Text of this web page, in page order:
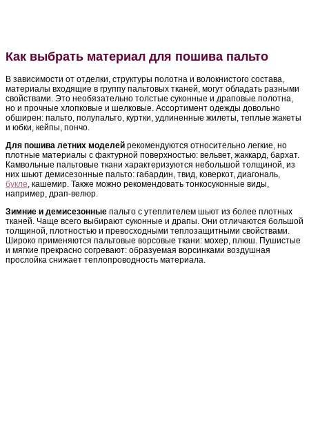
Как выбрать материал для пошива пальто
В зависимости от отделки, структуры полотна и волокнистого состава,
материалы входящие в группу пальтовых тканей, могут обладать разными
свойствами. Это необязательно толстые суконные и драповые полотна,
но и прочные хлопковые и шелковые. Ассортимент одежды довольно
обширен: пальто, полупальто, куртки, удлиненные жилеты, теплые жакеты
и юбки, кейпы, пончо.
Для пошива летних моделей рекомендуются относительно легкие, но
плотные материалы с фактурной поверхностью: вельвет, жаккард, бархат.
Камвольные пальтовые ткани характеризуются небольшой толщиной, из
них шьют демисезонные пальто: габардин, твид, коверкот, диагональ,
букле , кашемир. Также можно рекомендовать тонкосуконные виды,
например, драп-велюр.
Зимние и демисезонные пальто с утеплителем шьют из более плотных
тканей. Чаще всего выбирают суконные и драпы. Они отличаются большой
толщиной, плотностью и превосходными теплозащитными свойствами.
Широко применяются пальтовые ворсовые ткани: мохер, плюш. Пушистые
и мягкие прекрасно согревают: образуемая ворсинками воздушная
прослойка снижает теплопроводность материала.